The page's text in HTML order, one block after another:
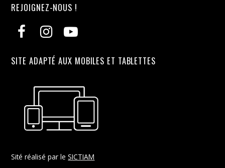
REJOIGNEZ-NOUS !
SITE ADAPTÉ AUX MOBILES ET TABLETTES
Sité réalisé par leSICTIAM